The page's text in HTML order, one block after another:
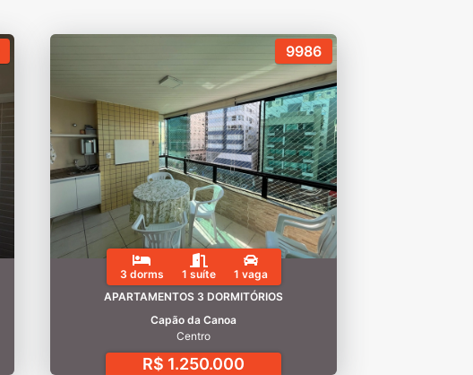
9986
3 dorms 1 suíte
1 vaga
APARTAMENTOS 3 DORMITÓRIOS
Capão da Canoa
Centro
R$ 1.250.000